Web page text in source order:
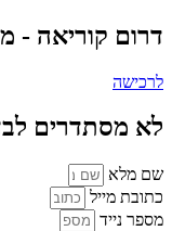
דרום קוריאה -
לרכישה
לא מסתדרים
שם מלא
כתובת מייל
מספר נייד